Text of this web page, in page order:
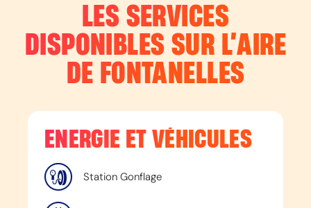
LES SERVICES
DISPONIBLES SUR L’AIRE
DE FONTANELLES
ENERGIE ET VÉHICULES
Station Gonflage